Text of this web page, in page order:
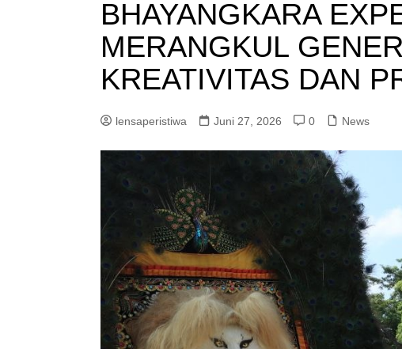
BHAYANGKARA
MERANGKUL
KREATIVITAS DAN
lensaperistiwa Juni 27, 2026 0 News